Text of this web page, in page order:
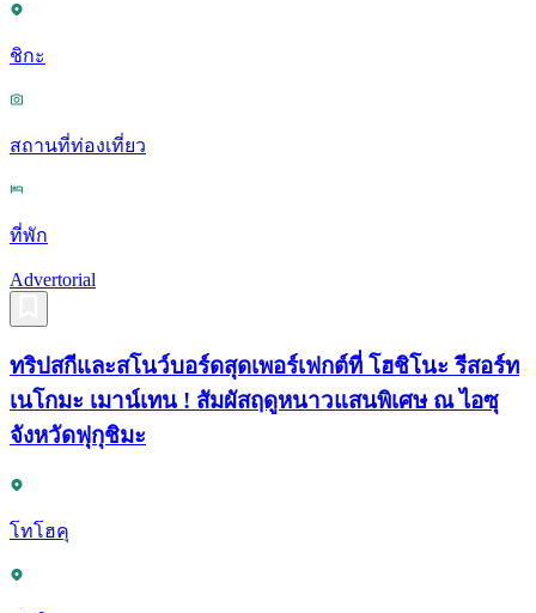
ชิกะ
สถานที่ท่องเที่ยว
ที่พัก
Advertorial
ทริปสกีและสโนว์บอร์ดสุดเพอร์เฟกต์ที่ โฮชิโนะ รีสอร์ท
เนโกมะ เมาน์เทน ! สัมผัสฤดูหนาวแสนพิเศษ ณ ไอซุ
จังหวัดฟุกุชิมะ
โทโฮคุ